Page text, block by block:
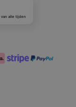
van alle tijden